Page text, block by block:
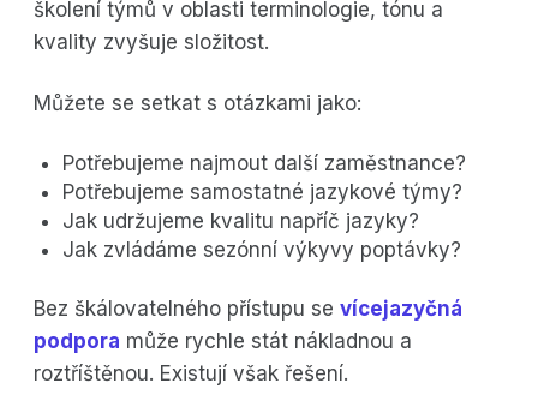
školení týmů v oblasti terminologie, tónu a
kvality zvyšuje složitost.
Můžete se setkat s otázkami jako:
Potřebujeme najmout další zaměstnance?
Potřebujeme samostatné jazykové týmy?
Jak udržujeme kvalitu napříč jazyky?
Jak zvládáme sezónní výkyvy poptávky?
Bez škálovatelného přístupu se vícejazyčná
podpora může rychle stát nákladnou a
roztříštěnou. Existují však řešení.